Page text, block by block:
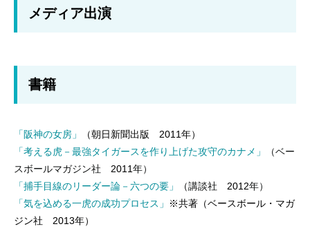
メディア出演
書籍
「阪神の女房」
（朝日新聞出版 2011年）
「考える虎－最強タイガースを作り上げた攻守のカナメ」
（ベー
スボールマガジン社 2011年）
「捕手目線のリーダー論－六つの要」
（講談社 2012年）
「気を込める一虎の成功プロセス」
※共著（ベースボール・マガ
ジン社 2013年）